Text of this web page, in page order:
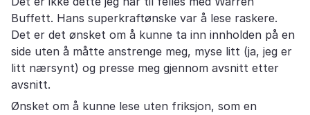
Buffett. Hans superkraftønske var å lese raskere.
Det er det ønsket om å kunne ta inn innholden på en
side uten å måtte anstrenge meg, myse litt (ja, jeg er
litt nærsynt) og presse meg gjennom avsnitt etter
avsnitt.
Ønsket om å kunne lese uten friksjon, som en